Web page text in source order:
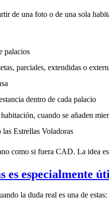
de una foto o de una sola
palacios
parciales, extendidas o
dentro de cada palacio
cuando se añaden
Estrellas Voladoras
como si fuera CAD. La idea
es especialmente
la duda real es una de estas: